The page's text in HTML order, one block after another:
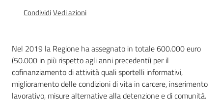
il
reinserimento
Documentazione
CondividiVedi azioni
Nel 2019 la Regione ha assegnato in totale 600.000 euro
(50.000 in più rispetto agli anni precedenti) per il
cofinanziamento di attività quali sportelli informativi,
miglioramento delle condizioni di vita in carcere, inserimento
lavorativo, misure alternative alla detenzione e di comunità.